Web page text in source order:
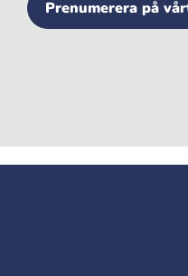
Prenumerera på